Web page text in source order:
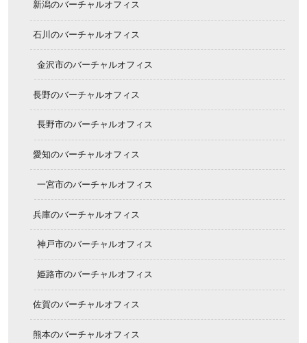
新潟のバーチャルオフィス
石川のバーチャルオフィス
金沢市のバーチャルオフィス
長野のバーチャルオフィス
長野市のバーチャルオフィス
愛知のバーチャルオフィス
一宮市のバーチャルオフィス
兵庫のバーチャルオフィス
神戸市のバーチャルオフィス
姫路市のバーチャルオフィス
佐賀のバーチャルオフィス
熊本のバーチャルオフィス